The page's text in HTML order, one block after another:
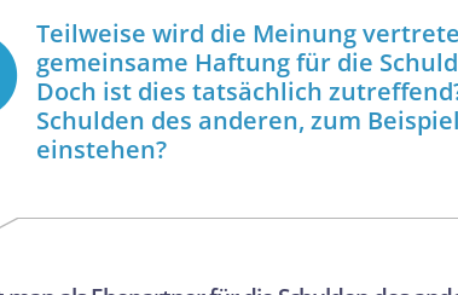
Teilweise wird die Meinung
gemeinsame Haftung für die
Doch ist dies tatsächlich
Schulden des anderen, zum
einstehen?